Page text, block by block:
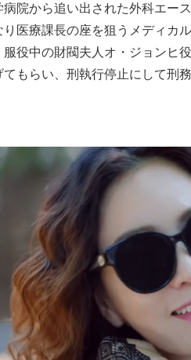
病院から追い出された外科エー
り医療課長の座を狙うメディカ
服役中の財閥夫人オ・ジョンヒ
てもらい、刑執行停止にして刑